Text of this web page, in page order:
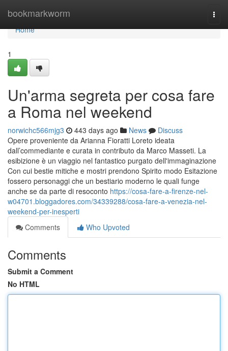
bookmarkworm
Home
Home
1
Un'arma segreta per cosa fare
a Roma nel weekend
norwichc566mjg3 443 days ago News
Discuss
Opere proveniente da Arianna Fioratti Loreto ideata
dall’commediante e curata in contributo da Marco Masseti. La
esibizione è un viaggio nel fantastico purgato dell'immaginazione
Con cui bestie mitiche e mostri prendono Spirito modo Esitazione
fossero personaggi che un bestiario moderno le quali funge
anche se da parte di resoconto https://cosa-fare-a-firenze-nel-
w04701.bloggadores.com/34339288/cosa-fare-a-venezia-nel-
weekend-per-inesperti
Comments
Who Upvoted
Comments
Submit a Comment
No HTML